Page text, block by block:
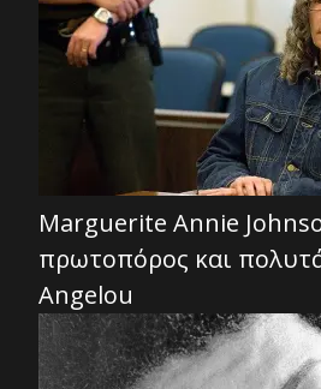
Marguerite Annie
πρωτοπόρος και
Angelou